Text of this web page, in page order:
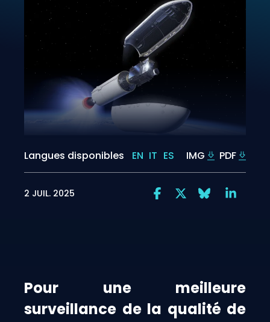
Langues disponibles EN IT ES IMG PDF
2 JUIL. 2025
Pour une meilleure
surveillance de la qualité de